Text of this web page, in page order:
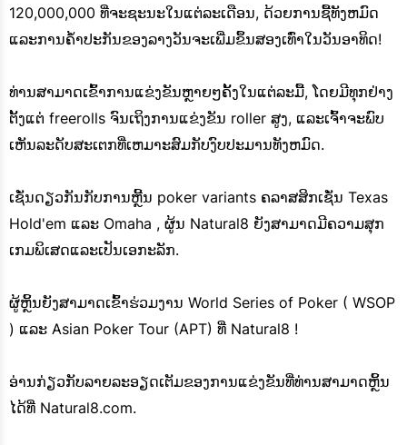
120,000,000 ທີ່ຈະຊະນະໃນແຕ່ລະເດືອນ, ດ້ວຍການຊື້ທັງຫມົດ
ແລະການຄໍ້າປະກັນຂອງລາງວັນຈະເພີ່ມຂຶ້ນສອງເທົ່າໃນວັນອາທິດ!
ທ່ານສາມາດເຂົ້າການແຂ່ງຂັນຫຼາຍໆຄັ້ງໃນແຕ່ລະມື້, ໂດຍມີທຸກຢ່າງ
ຕັ້ງແຕ່ freerolls ຈົນເຖິງການແຂ່ງຂັນ roller ສູງ, ແລະເຈົ້າຈະພົບ
ເຫັນລະດັບສະເຕກທີ່ເຫມາະສົມກັບງົບປະມານທັງຫມົດ.
ເຊັ່ນດຽວກັນກັບການຫຼີ້ນ poker variants ຄລາສສິກເຊັ່ນ Texas
Hold'em ແລະ Omaha , ຜູ້ນ Natural8 ຍັງສາມາດມີຄວາມສຸກ
ເກມພິເສດແລະເປັນເອກະລັກ.
ຜູ້ຫຼິ້ນຍັງສາມາດເຂົ້າຮ່ວມງານ World Series of Poker ( WSOP
) ແລະ Asian Poker Tour (APT) ທີ່ Natural8 !
ອ່ານກ່ຽວກັບລາຍລະອຽດເຕັມຂອງການແຂ່ງຂັນທີ່ທ່ານສາມາດຫຼິ້ນ
ໄດ້ທີ່ Natural8.com.